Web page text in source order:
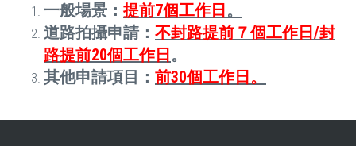
一般場景： 提前7個工作日 。
道路拍攝申請： 不封路提前７個工作日/封
路提前20個工作日 。
其他申請項目： 前30個工作日。